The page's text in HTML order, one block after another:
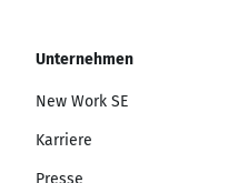
Unternehmen
New Work SE
Karriere
Presse